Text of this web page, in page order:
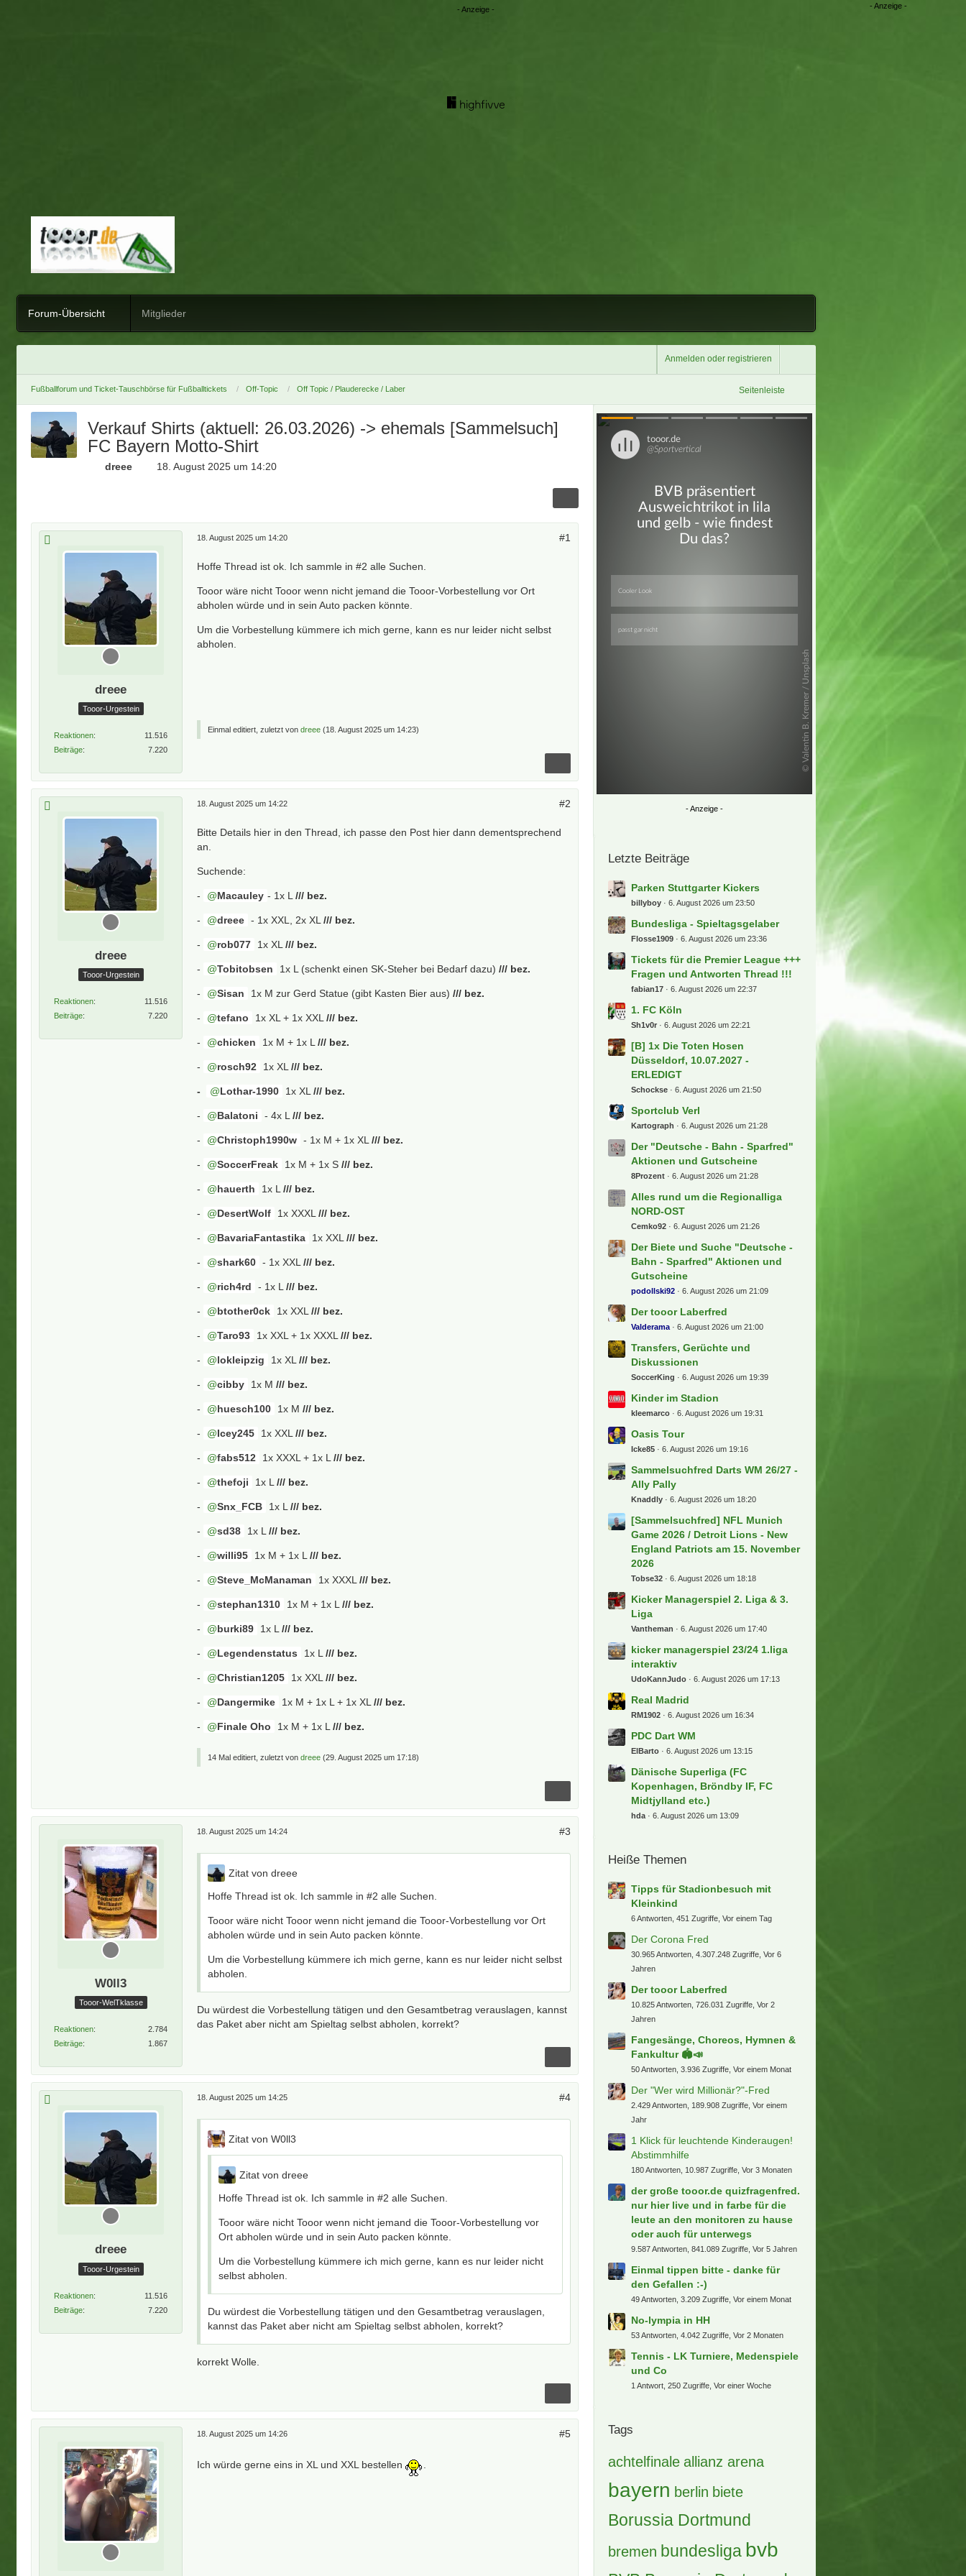
Forum-Übersicht Mitglieder
Anmelden oder registrieren
Fußballforum und Ticket-Tauschbörse für Fußballtickets Off-Topic Off Topic / Plauderecke / Laber Seitenleiste
Verkauf Shirts (aktuell: 26.03.2026) -> ehemals [Sammelsuch]
FC Bayern Motto-Shirt
dreee 18. August 2025 um 14:20
dreee
Tooor-Urgestein
Reaktionen
11.516
Beiträge
7.220
18. August 2025 um 14:20 #1
Hoffe Thread ist ok. Ich sammle in #2 alle Suchen.
Tooor wäre nicht Tooor wenn nicht jemand die Tooor-Vorbestellung vor Ort
abholen würde und in sein Auto packen könnte.
Um die Vorbestellung kümmere ich mich gerne, kann es nur leider nicht selbst
abholen.
Einmal editiert, zuletzt vondreee (18. August 2025 um 14:23)
dreee
Tooor-Urgestein
Reaktionen
11.516
Beiträge
7.220
18. August 2025 um 14:22 #2
Bitte Details hier in den Thread, ich passe den Post hier dann dementsprechend
an.
Suchende:
- Macauley - 1x L/// bez.
- dreee - 1x XXL, 2x XL/// bez.
- rob077 1x XL/// bez.
- Tobitobsen 1x L (schenkt einen SK-Steher bei Bedarf dazu)/// bez.
- Sisan 1x M zur Gerd Statue (gibt Kasten Bier aus)/// bez.
- tefano 1x XL + 1x XXL/// bez.
- chicken 1x M + 1x L/// bez.
- rosch92 1x XL/// bez.
- Lothar-1990 1x XL/// bez.
- Balatoni - 4x L/// bez.
- Christoph1990w - 1x M + 1x XL/// bez.
- SoccerFreak 1x M + 1x S /// bez.
- hauerth 1x L/// bez.
- DesertWolf 1x XXXL/// bez.
- BavariaFantastika 1x XXL/// bez.
- shark60 - 1x XXL/// bez.
- rich4rd - 1x L/// bez.
- btother0ck 1x XXL/// bez.
- Taro93 1x XXL + 1x XXXL/// bez.
- lokleipzig 1x XL/// bez.
- cibby 1x M/// bez.
- huesch100 1x M/// bez.
- Icey245 1x XXL/// bez.
- fabs512 1x XXXL + 1x L/// bez.
- thefoji 1x L/// bez.
- Snx_FCB 1x L/// bez.
- sd38 1x L/// bez.
- willi95 1x M + 1x L/// bez.
- Steve_McManaman 1x XXXL/// bez.
- stephan1310 1x M + 1x L/// bez.
- burki89 1x L/// bez.
- Legendenstatus 1x L/// bez.
- Christian1205 1x XXL/// bez.
- Dangermike 1x M + 1x L + 1x XL/// bez.
- Finale Oho 1x M + 1x L/// bez.
14 Mal editiert, zuletzt vondreee (29. August 2025 um 17:18)
W0ll3
Tooor-WelTklasse
Reaktionen
2.784
Beiträge
1.867
18. August 2025 um 14:24 #3
Zitat von dreee
Hoffe Thread ist ok. Ich sammle in #2 alle Suchen.
Tooor wäre nicht Tooor wenn nicht jemand die Tooor-Vorbestellung vor Ort
abholen würde und in sein Auto packen könnte.
Um die Vorbestellung kümmere ich mich gerne, kann es nur leider nicht selbst
abholen.
Du würdest die Vorbestellung tätigen und den Gesamtbetrag verauslagen, kannst
das Paket aber nicht am Spieltag selbst abholen, korrekt?
dreee
Tooor-Urgestein
Reaktionen
11.516
Beiträge
7.220
18. August 2025 um 14:25 #4
Zitat von W0ll3
Zitat von dreee
Hoffe Thread ist ok. Ich sammle in #2 alle Suchen.
Tooor wäre nicht Tooor wenn nicht jemand die Tooor-Vorbestellung vor
Ort abholen würde und in sein Auto packen könnte.
Um die Vorbestellung kümmere ich mich gerne, kann es nur leider nicht
selbst abholen.
Du würdest die Vorbestellung tätigen und den Gesamtbetrag verauslagen,
kannst das Paket aber nicht am Spieltag selbst abholen, korrekt?
korrekt Wolle.
18. August 2025 um 14:26 #5
Ich würde gerne eins in XL und XXL bestellen .
Letzte Beiträge
Parken Stuttgarter Kickers
billyboy 6. August 2026 um 23:50
Bundesliga - Spieltagsgelaber
Flosse1909 6. August 2026 um 23:36
Tickets für die Premier League +++
Fragen und Antworten Thread !!!
fabian17 6. August 2026 um 22:37
1. FC Köln
Sh1v0r 6. August 2026 um 22:21
[B] 1x Die Toten Hosen
Düsseldorf, 10.07.2027 -
ERLEDIGT
Schockse 6. August 2026 um 21:50
Sportclub Verl
Kartograph 6. August 2026 um 21:28
Der "Deutsche - Bahn - Sparfred"
Aktionen und Gutscheine
8Prozent 6. August 2026 um 21:28
Alles rund um die Regionalliga
NORD-OST
Cemko92 6. August 2026 um 21:26
Der Biete und Suche "Deutsche -
Bahn - Sparfred" Aktionen und
Gutscheine
podollski92 6. August 2026 um 21:09
Der tooor Laberfred
Valderama 6. August 2026 um 21:00
Transfers, Gerüchte und
Diskussionen
SoccerKing 6. August 2026 um 19:39
Kinder im Stadion
kleemarco 6. August 2026 um 19:31
Oasis Tour
Icke85 6. August 2026 um 19:16
Sammelsuchfred Darts WM 26/27 -
Ally Pally
Knaddly 6. August 2026 um 18:20
[Sammelsuchfred] NFL Munich
Game 2026 / Detroit Lions - New
England Patriots am 15. November
2026
Tobse32 6. August 2026 um 18:18
Kicker Managerspiel 2. Liga & 3.
Liga
Vantheman 6. August 2026 um 17:40
kicker managerspiel 23/24 1.liga
interaktiv
UdoKannJudo 6. August 2026 um 17:13
Real Madrid
RM1902 6. August 2026 um 16:34
PDC Dart WM
ElBarto 6. August 2026 um 13:15
Dänische Superliga (FC
Kopenhagen, Bröndby IF, FC
Midtjylland etc.)
hda 6. August 2026 um 13:09
Heiße Themen
Tipps für Stadionbesuch mit
Kleinkind
6 Antworten, 451 Zugriffe, Vor einem Tag
Der Corona Fred
30.965 Antworten, 4.307.248 Zugriffe, Vor 6
Jahren
Der tooor Laberfred
10.825 Antworten, 726.031 Zugriffe, Vor 2
Jahren
Fangesänge, Choreos, Hymnen &
Fankultur 🏟️📣
50 Antworten, 3.936 Zugriffe, Vor einem Monat
Der "Wer wird Millionär?"-Fred
2.429 Antworten, 189.908 Zugriffe, Vor einem
Jahr
1 Klick für leuchtende Kinderaugen!
Abstimmhilfe
180 Antworten, 10.987 Zugriffe, Vor 3 Monaten
der große tooor.de quizfragenfred.
nur hier live und in farbe für die
leute an den monitoren zu hause
oder auch für unterwegs
9.587 Antworten, 841.089 Zugriffe, Vor 5 Jahren
Einmal tippen bitte - danke für
den Gefallen :-)
49 Antworten, 3.209 Zugriffe, Vor einem Monat
No-lympia in HH
53 Antworten, 4.042 Zugriffe, Vor 2 Monaten
Tennis - LK Turniere, Medenspiele
und Co
1 Antwort, 250 Zugriffe, Vor einer Woche
Tags
achtelfinale allianz arena
bayern berlin biete
Borussia Dortmund
bremen bundesliga bvb